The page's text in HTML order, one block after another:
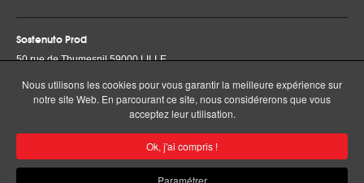
Sostenuto Prod
50 rue de Thumesnil 59000 LILLE
Mobile +33 6 87 96 85 25
Email :contact@sostenutoprod.com
Nous utilisons les cookies pour vous garantir la meilleure expérience sur
notre site Web. En parcourant ce site, nous considérerons que vous
acceptez leur utilisation.
Ok, j'ai compris !
Paramétrer